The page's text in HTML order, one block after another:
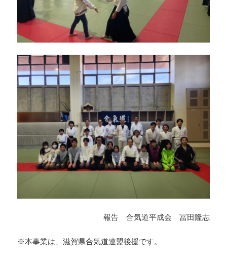
報告 合気道平成会 冨田隆志
※本事業は、滋賀県合気道連盟後援です。